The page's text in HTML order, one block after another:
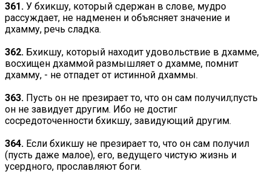
361. У бхикшу, который сдержан в слове, мудро
рассуждает, не надменен и объясняет значение и
дхамму, речь сладка.
362. Бхикшу, который находит удовольствие в дхамме,
восхищен дхаммой размышляет о дхамме, помнит
дхамму, - не отпадет от истинной дхаммы.
363. Пусть он не презирает то, что он сам получил;пусть
он не завидует другим. Ибо не достиг
сосредоточенности бхикшу, завидующий другим.
364. Если бхикшу не презирает то, что он сам получил
(пусть даже малое), его, ведущего чистую жизнь и
усердного, прославляют боги.